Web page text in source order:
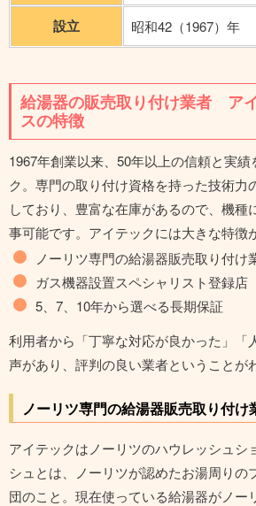
設立 昭和42（1967）年
給湯器の販売取り付け業者 ア
スの特徴
1967年創業以来、50年以上の信頼と実
ク。専門の取り付け資格を持った技術力
しており、豊富な在庫があるので、機種
事可能です。アイテックには大きな特徴
ノーリツ専門の給湯器販売取り付け
ガス機器設置スペシャリスト登録店
5、7、10年から選べる長期保証
利用者から「丁寧な対応が良かった」「
声があり、評判の良い業者ということが
ノーリツ専門の給湯器販売取り付け
アイテックはノーリツのハウレッシュシ
シュとは、ノーリツが認めたお湯周りの
団のこと。現在使っている給湯器がノー